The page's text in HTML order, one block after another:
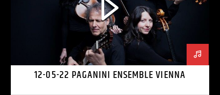
12-05-22 PAGANINI ENSEMBLE VIENNA